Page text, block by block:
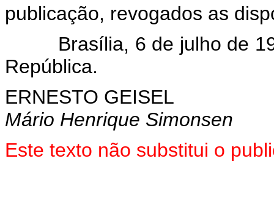
publicação, revogados as
Brasília, 6 de julho de
República.
ERNESTO GEISEL
Mário Henrique Simonsen
Este texto não substitui o